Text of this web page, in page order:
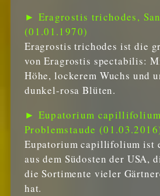
► Eragrostis trichodes,
(01.01.1970)
Eragrostis trichodes ist die
von Eragrostis spectabilis:
Höhe, lockerem Wuchs und
dunkel-rosa Blüten.
► Eupatorium
Problemstaude
Eupatorium capillifolium ist
aus dem Südosten der USA,
die Sortimente vieler
hat.